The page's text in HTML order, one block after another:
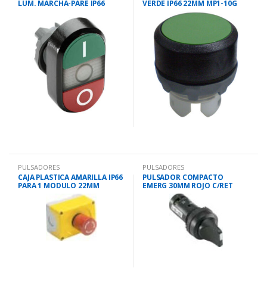
LUM. MARCHA-PARE IP66
VERDE IP66 22MM MP1-10G
PULSADORES
CAJA PLASTICA AMARILLA IP66
PARA 1 MODULO 22MM
PULSADORES
PULSADOR COMPACTO
EMERG 30MM ROJO C/RET
IP66 22MM 1NC1NA